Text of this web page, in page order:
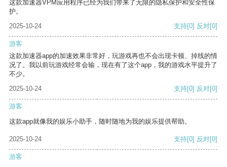
这款加速器VPM应用程序已经为我们带来了无限的隐私保护和安全性保
护。
2025-10-24
支持[0] 反对[0]
游客
这款加速器app的加速效果非常好，玩游戏再也不会出现卡顿、掉线的情
况了。我以前玩游戏经常会输，现在有了这个app，我的游戏水平提升了
不少。
2025-10-24
支持[0] 反对[0]
游客
这款app就像我的娱乐小助手，随时随地为我的娱乐提供帮助。
2025-10-24 支持[0] 反对[0]
游客